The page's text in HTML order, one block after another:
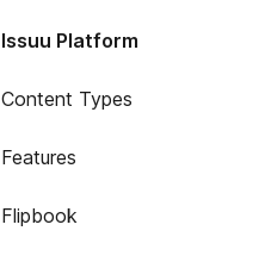
Issuu Platform
Content Types
Features
Flipbook